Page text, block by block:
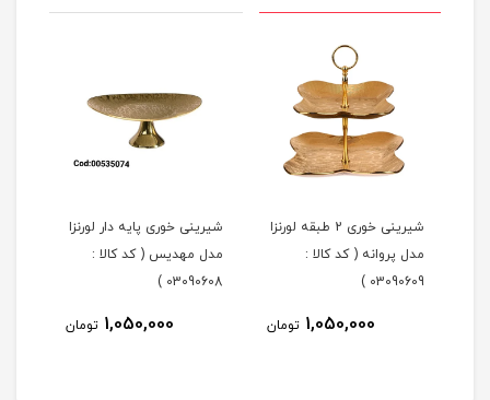
شیرینی خوری 2 طبقه لورنزا
مدل پروانه ( کد کالا :
03090609 )
1,050,000 تومان
شیرینی خوری پایه دار لورنزا
مدل مهدیس ( کد کالا :
03090608 )
1,050,000 تومان